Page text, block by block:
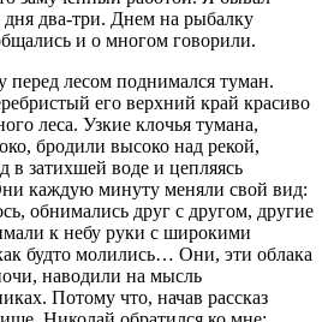
дня два-три. Днем на рыбалку
и о многом говорили.
перед лесом поднимался туман.
его верхний край красиво
леса. Узкие клочья тумана,
бродили высоко над рекой,
в затихшей воде и цепляясь
каждую минуту меняли свой вид:
обнимались друг с другом, другие
к небу руки с широкими
будто молились… Они, эти облака
наводили на мысль
Потому что, начав рассказ